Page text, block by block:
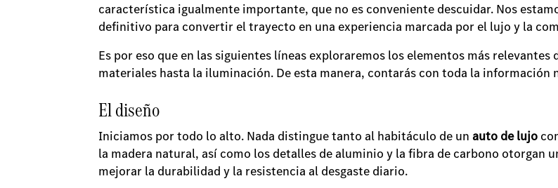
característica igualmente importante, que no es conveniente descuidar. Nos
definitivo para convertir el trayecto en una experiencia marcada por el lujo y la
Es por eso que en las siguientes líneas exploraremos los elementos más
materiales hasta la iluminación. De esta manera, contarás con toda la información
El diseño
Iniciamos por todo lo alto. Nada distingue tanto al habitáculo de un auto de lujo
la madera natural, así como los detalles de aluminio y la fibra de carbono otorgan
mejorar la durabilidad y la resistencia al desgaste diario.